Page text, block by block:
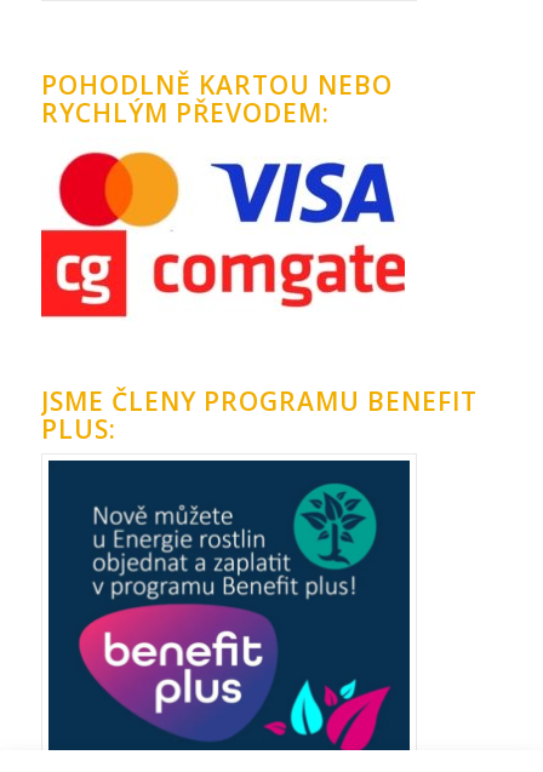
POHODLNĚ KARTOU NEBO
RYCHLÝM PŘEVODEM:
JSME ČLENY PROGRAMU BENEFIT
PLUS: